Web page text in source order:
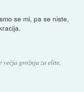
se mi, pa se niste,
grožnja za elite,